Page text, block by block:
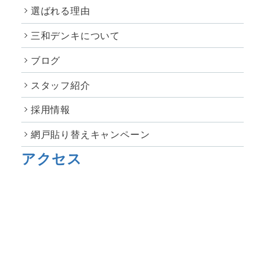
選ばれる理由
三和デンキについて
ブログ
スタッフ紹介
採用情報
網戸貼り替えキャンペーン
アクセス